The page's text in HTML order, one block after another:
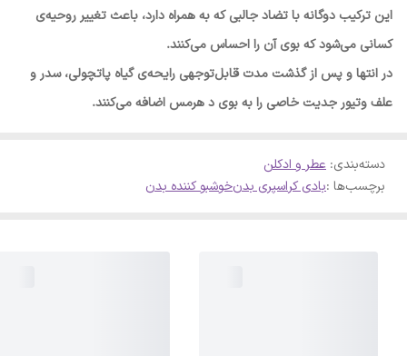
این ترکیب دوگانه با تضاد جالبی که به همراه دارد، باعث تغییر روحیه‌ی
کسانی می‌شود که بوی آن را احساس می‌کنند.
در انتها و پس از گذشت مدت قابل‌توجهی رایحه‌ی گیاه پاتچولی، سدر و
علف وتیور جدیت خاصی را به بوی د هرمس اضافه می‌کنند.
دسته‌بندی: عطر و ادکلن
برچسب‌ها :بادی کراسپری بدنخوشبو کننده بدن